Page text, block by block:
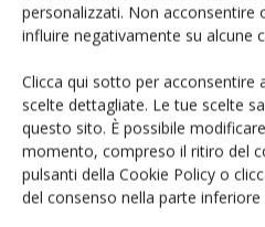
personalizzati. Non acconsentire
influire negativamente su alcune
Clicca qui sotto per acconsentire
scelte dettagliate. Le tue scelte
questo sito. È possibile
momento, compreso il ritiro del
pulsanti della Cookie Policy o
del consenso nella parte
acquistare un altro. Lo scorso
della distribuzione è stato
acquisizione: sto parlando di
all’interno di Avnet si è
posizione strategica di Avnet
migliore, in un mercato in